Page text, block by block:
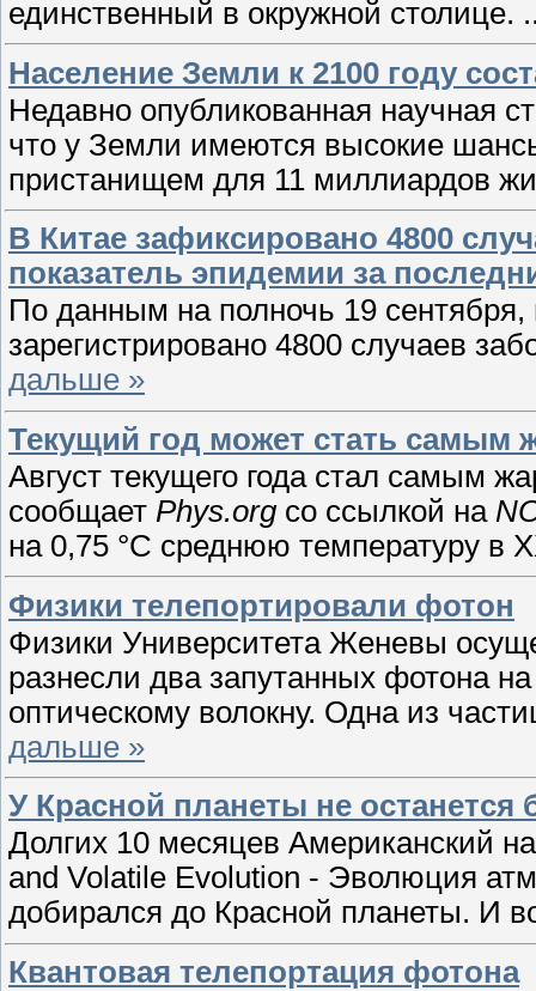
единственный в окружной столице.
Население Земли к 2100 году
Недавно опубликованная научная
что у Земли имеются высокие
пристанищем для 11 миллиардов
В Китае зафиксировано 4800
показатель эпидемии за
По данным на полночь 19
зарегистрировано 4800 случаев
дальше »
Текущий год может стать самым
Август текущего года стал самым
сообщает Phys.orgсо ссылкой на
на 0,75 °C среднюю температуру в
Физики телепортировали фотон
Физики Университета Женевы
разнесли два запутанных фотона
оптическому волокну. Одна из
дальше »
У Красной планеты не останется
Долгих 10 месяцев Американский
and Volatile Evolution - Эволюция
добирался до Красной планеты. И
Квантовая телепортация фотона